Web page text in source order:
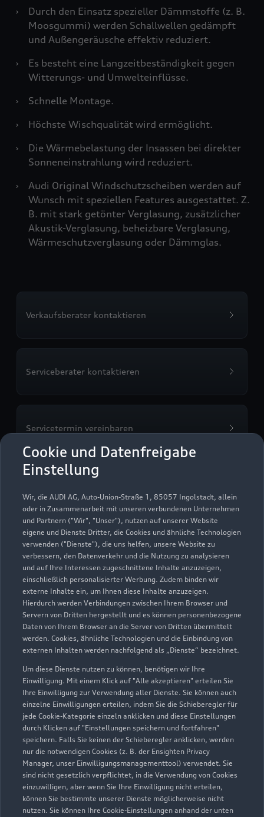
Cookie und Datenfreigabe
Einstellung
Wir, die AUDI AG, Auto-Union-Straße 1, 85057 Ingolstadt, allein
oder in Zusammenarbeit mit unseren verbundenen Unternehmen
und Partnern ("Wir", "Unser"), nutzen auf unserer Website
eigene und Dienste Dritter, die Cookies und ähnliche Technologien
verwenden ("Dienste"), die uns helfen, unsere Website zu
verbessern, den Datenverkehr und die Nutzung zu analysieren
und auf Ihre Interessen zugeschnittene Inhalte anzuzeigen,
einschließlich personalisierter Werbung. Zudem binden wir
externe Inhalte ein, um Ihnen diese Inhalte anzuzeigen.
Hierdurch werden Verbindungen zwischen Ihrem Browser und
Servern von Dritten hergestellt und es können personenbezogene
Daten von Ihrem Browser an die Server von Dritten übermittelt
werden. Cookies, ähnliche Technologien und die Einbindung von
externen Inhalten werden nachfolgend als „Dienste“ bezeichnet.
Um diese Dienste nutzen zu können, benötigen wir Ihre
Einwilligung. Mit einem Klick auf "Alle akzeptieren" erteilen Sie
Ihre Einwilligung zur Verwendung aller Dienste. Sie können auch
einzelne Einwilligungen erteilen, indem Sie die Schieberegler für
jede Cookie-Kategorie einzeln anklicken und diese Einstellungen
durch Klicken auf "Einstellungen speichern und fortfahren"
speichern. Falls Sie keinen der Schieberegler anklicken, werden
nur die notwendigen Cookies (z. B. der Ensighten Privacy
Manager, unser Einwilligungsmanagementtool) verwendet. Sie
sind nicht gesetzlich verpflichtet, in die Verwendung von Cookies
einzuwilligen, aber wenn Sie Ihre Einwilligung nicht erteilen,
können Sie bestimmte unserer Dienste möglicherweise nicht
nutzen. Sie können Ihre Cookie-Einstellungen anhand der unten
›
Durch den Einsatz spezieller Dämmstoffe (z. B.
Moosgummi) werden Schallwellen gedämpft
und Außengeräusche effektiv reduziert.
›
Es besteht eine Langzeitbeständigkeit gegen
Witterungs- und Umwelteinflüsse.
›
Schnelle Montage.
›
Höchste Wischqualität wird ermöglicht.
›
Die Wärmebelastung der Insassen bei direkter
Sonneneinstrahlung wird reduziert.
›
Audi Original Windschutzscheiben werden auf
Wunsch mit speziellen Features ausgestattet. Z.
B. mit stark getönter Verglasung, zusätzlicher
Akustik-Verglasung, beheizbare Verglasung,
Wärmeschutzverglasung oder Dämmglas.
Verkaufsberater kontaktieren
Serviceberater kontaktieren
Servicetermin vereinbaren
Gohm + Graf Hardenberg
GmbH
Servicepartner Audi Gebrauchtwagen :plus
Singener Straße 17
78267 Aach